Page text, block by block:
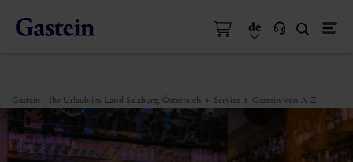
de
Gastein - Ihr Urlaub im Land Salzburg, Österreich Service Gastein von A-Z